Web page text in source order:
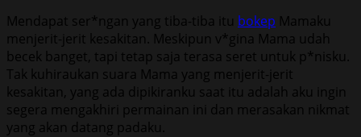
Mendapat ser*ngan yang tiba-tiba itu bokep Mamaku
menjerit-jerit kesakitan. Meskipun v*gina Mama udah
becek banget, tapi tetap saja terasa seret untuk p*nisku.
Tak kuhiraukan suara Mama yang menjerit-jerit
kesakitan, yang ada dipikiranku saat itu adalah aku ingin
segera mengakhiri permainan ini dan merasakan nikmat
yang akan datang padaku.